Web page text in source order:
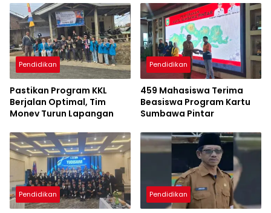
hingga Meja-Kursi Tak
Memadai
Pendidikan
Pastikan Program KKL
Berjalan Optimal, Tim
Monev Turun Lapangan
Pendidikan
459 Mahasiswa Terima
Beasiswa Program Kartu
Sumbawa Pintar
Pendidikan Pendidikan